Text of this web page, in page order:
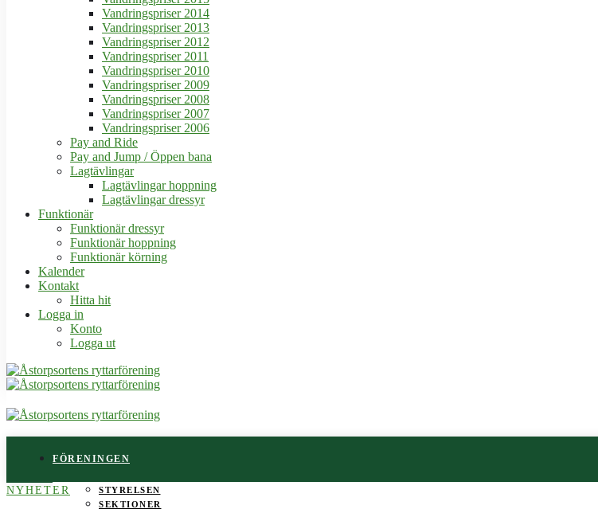
Vandringspriser 2014
Vandringspriser 2013
Vandringspriser 2012
Vandringspriser 2011
Vandringspriser 2010
Vandringspriser 2009
Vandringspriser 2008
Vandringspriser 2007
Vandringspriser 2006
Pay and Ride
Pay and Jump / Öppen bana
Lagtävlingar
Lagtävlingar hoppning
Lagtävlingar dressyr
Funktionär
Funktionär dressyr
Funktionär hoppning
Funktionär körning
Kalender
Kontakt
Hitta hit
Logga in
Konto
Logga ut
FÖRENINGEN
STYRELSEN
SEKTIONER
NYHETER